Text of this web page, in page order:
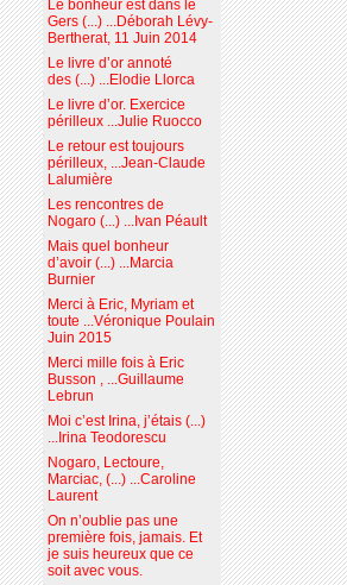
Le bonheur est dans le
Gers (...) ...Déborah Lévy-
Bertherat, 11 Juin 2014
Le livre d’or annoté
des (...) ...Elodie Llorca
Le livre d’or. Exercice
périlleux ...Julie Ruocco
Le retour est toujours
périlleux, ...Jean-Claude
Lalumière
Les rencontres de
Nogaro (...) ...Ivan Péault
Mais quel bonheur
d’avoir (...) ...Marcia
Burnier
Merci à Eric, Myriam et
toute ...Véronique Poulain
Juin 2015
Merci mille fois à Eric
Busson , ...Guillaume
Lebrun
Moi c’est Irina, j’étais (...)
...Irina Teodorescu
Nogaro, Lectoure,
Marciac, (...) ...Caroline
Laurent
On n’oublie pas une
première fois, jamais. Et
je suis heureux que ce
soit avec vous.